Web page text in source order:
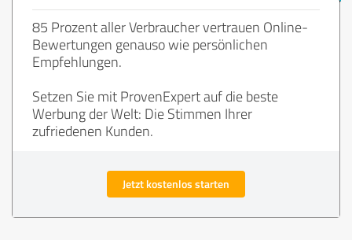
85 Prozent aller Verbraucher vertrauen Online-
Bewertungen genauso wie persönlichen
Empfehlungen.
Setzen Sie mit ProvenExpert auf die beste
Werbung der Welt: Die Stimmen Ihrer
zufriedenen Kunden.
Jetzt kostenlos starten